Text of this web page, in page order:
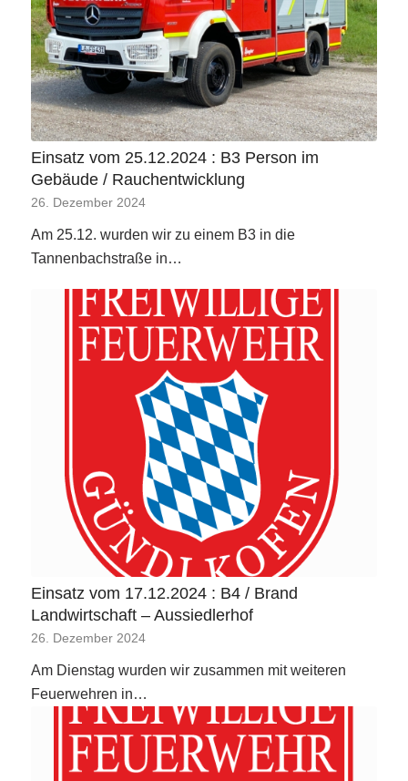
Einsatz vom 25.12.2024 : B3 Person im
Gebäude / Rauchentwicklung
26. Dezember 2024
Am 25.12. wurden wir zu einem B3 in die
Tannenbachstraße in…
Einsatz vom 17.12.2024 : B4 / Brand
Landwirtschaft – Aussiedlerhof
26. Dezember 2024
Am Dienstag wurden wir zusammen mit weiteren
Feuerwehren in…